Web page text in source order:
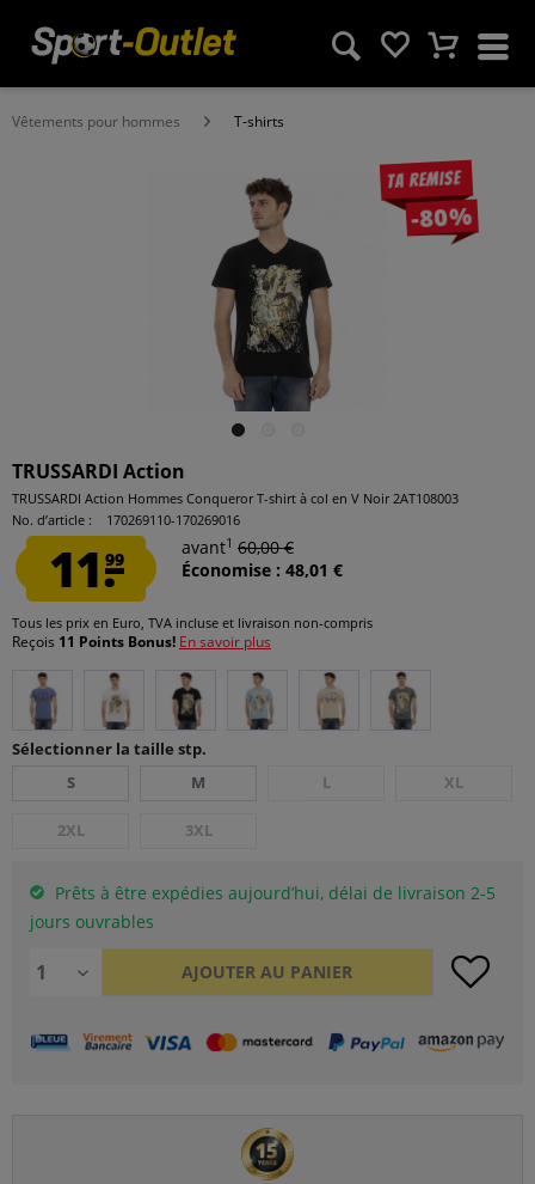
Vêtements pour hommes T-shirts
Ta remise
-80%
TRUSSARDI Action
TRUSSARDI Action Hommes Conqueror T-shirt à col en V Noir 2AT108003
No. d’article :
170269110-170269016
11.99
avant1 60,00 €
Économise : 48,01 €
Tous les prix en Euro, TVA incluse et livraison non-compris
Reçois 11 Points Bonus! En savoir plus
Sélectionner la taille stp.
S
M L XL
2XL 3XL
Prêts à être expédies aujourd’hui, délai de livraison 2-5
jours ouvrables
AJOUTER AU PANIER